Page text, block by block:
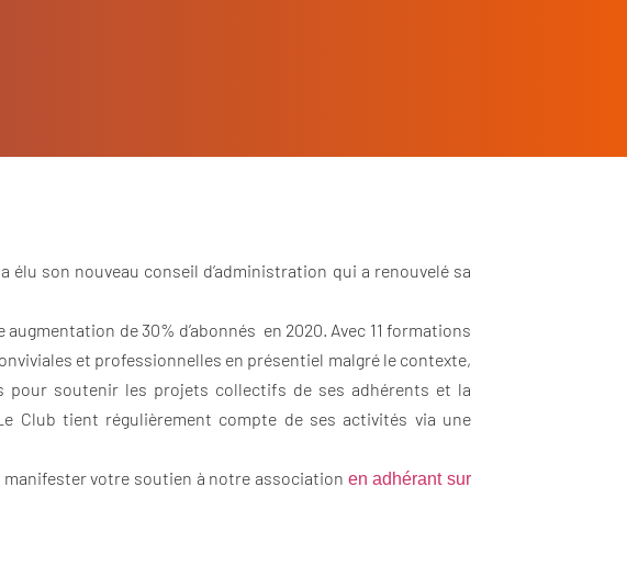
élu son nouveau conseil d’administration qui a renouvelé sa
de 30% d’abonnés en 2020. Avec 11 formations
et professionnelles en présentiel malgré le contexte,
pour soutenir les projets collectifs de ses adhérents et la
Club tient régulièrement compte de ses activités via une
votre soutien à notre association en adhérant sur